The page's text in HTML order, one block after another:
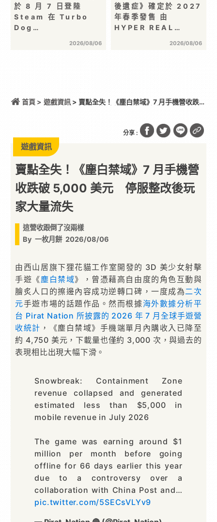
於 8 月 7 日登陸
Steam 在 Turbo
Dog…
2026/08/06
後遺症》確定於 2027
年春季發售 由
HYPER REAL…
2026/08/06
首頁 > 遊戲資訊> 賣點全失！《塵白禁域》7 月手機營收跌破
分享 :
遊戲資訊
賣點全失！《塵白禁域》7 月手機營
收跌破 5,000 美元 停服整改後玩
家大量流失
這營收跟倒了沒兩樣
By 一枚月餅 2026/08/06
由西山居旗下狸花貓工作室開發的 3D 美少女射擊
手遊《塵白禁域》，曾憑藉高自由度的角色互動與
膾炙人口的擦邊內容成功逆轉口碑，一度成為二次
元手遊市場的話題作品。然而根據海外數據分析平
台 Pirat Nation 所披露的 2026 年 7 月全球手遊營
收統計 ，《塵白禁域》手機端單月內購收入已降至
約 4,750 美元，下載量也僅約 3,000 次，與過去的
表現相比出現大幅下滑。
Snowbreak: Containment Zone
revenue collapsed and generated
estimated less than $5,000 in
mobile revenue in July 2026
The game was earning around $1
million per month before going
offline for 66 days earlier this year
due to a controversy over a
collaboration with China Post and…
pic.twitter.com/5SECsVLYv9